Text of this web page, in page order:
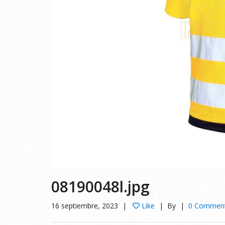
08190048l.jpg
16 septiembre, 2023 Like By 0